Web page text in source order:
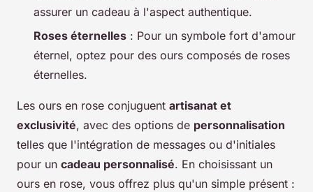
assurer un cadeau à l'aspect authentique.
Roses éternelles : Pour un symbole fort d'amour
éternel, optez pour des ours composés de roses
éternelles.
Les ours en rose conjuguent artisanat et
exclusivité, avec des options de personnalisation
telles que l'intégration de messages ou d'initiales
pour un cadeau personnalisé. En choisissant un
ours en rose, vous offrez plus qu'un simple présent :